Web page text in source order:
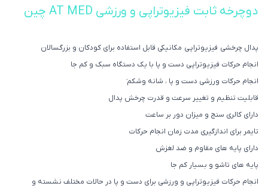
دوچرخه ثابت فیزیوتراپی و ورزشی AT MED چین
پدال چرخشی فیزیوتراپی مکانیکی قابل استفاده برای کودکان و بزرگسالان
انجام حرکات فیزیوتراپی دست و پا با یک دستگاه سبک و کم جا
انجام حرکات ورزشی دست و پا ، شانه وشکم َ
قابلیت تنظیم و تغییر سرعت و قدرت چرخش پدال
دارای کالری سنج و میزان دور بر ساعت
تایمر برای اندازگیری مدت زمان انجام حرکات
دارای پایه های مقاوم و ضد لغزش
پایه های تاشو و بسیار کم جا
انجام حرکات فیزیوتراپی و ورزشی برای دست و پا در حالات مختلف نشسته و